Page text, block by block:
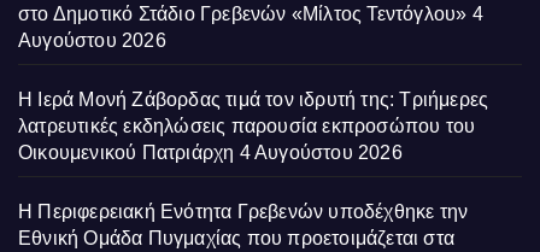
στο Δημοτικό Στάδιο Γρεβενών «Μίλτος Τεντόγλου» 4
Αυγούστου 2026
Η Ιερά Μονή Ζάβορδας τιμά τον ιδρυτή της: Τριήμερες
λατρευτικές εκδηλώσεις παρουσία εκπροσώπου του
Οικουμενικού Πατριάρχη 4 Αυγούστου 2026
Η Περιφερειακή Ενότητα Γρεβενών υποδέχθηκε την
Εθνική Ομάδα Πυγμαχίας που προετοιμάζεται στα